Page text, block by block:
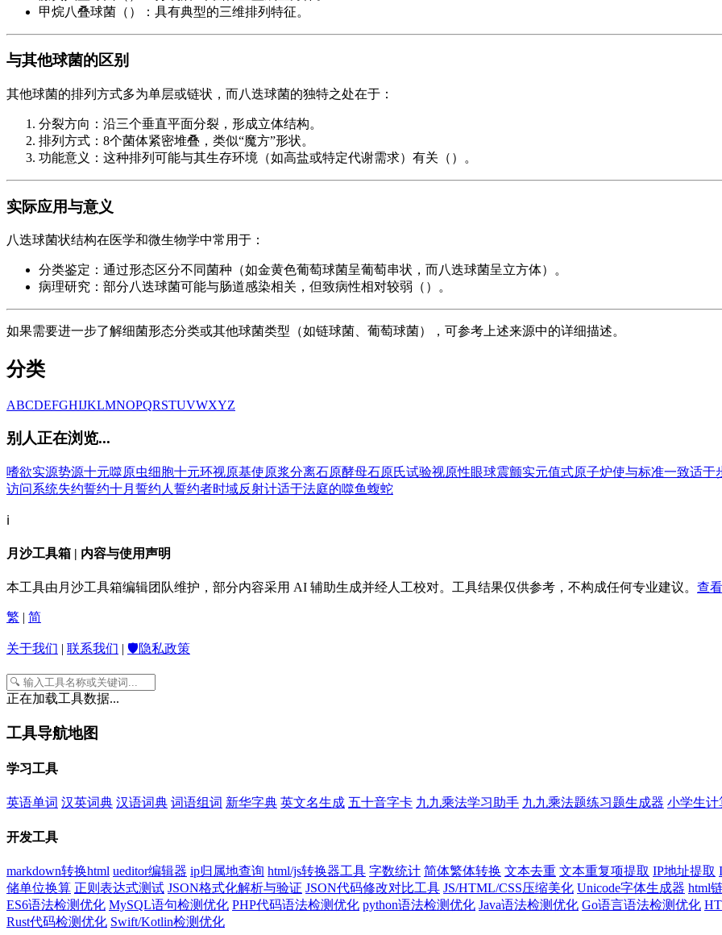
甲烷八叠球菌（）：具有典型的三维排列特征。
与其他球菌的区别
其他球菌的排列方式多为单层或链状，而八迭球菌的独特之处在于：
分裂方向：沿三个垂直平面分裂，形成立体结构。
排列方式：8个菌体紧密堆叠，类似“魔方”形状。
功能意义：这种排列可能与其生存环境（如高盐或特定代谢需求）有关（）。
实际应用与意义
八迭球菌状结构在医学和微生物学中常用于：
分类鉴定：通过形态区分不同菌种（如金黄色葡萄球菌呈葡萄串状，而八迭球菌呈立方体）。
病理研究：部分八迭球菌可能与肠道感染相关，但致病性相对较弱（）。
如果需要进一步了解细菌形态分类或其他球菌类型（如链球菌、葡萄球菌），可参考上述来源中的详细描述。
分类
ABCDEFGHIJKLMNOPQRSTUVWXYZ
别人正在浏览...
嗜欲实源势源十元噬原虫细胞十元环视原基使原浆分离石原酵母石原氏试验视原性眼球震颤实元值式原子炉使与标准一致适于
访问系统失约誓约十月 誓约人 誓约者时域反射计适于法庭的噬鱼蝮蛇
ℹ️
月沙工具箱 | 内容与使用声明
本工具由月沙工具箱编辑团队维护，部分内容采用 AI 辅助生成并经人工校对。工具结果仅供参考，不构成任何专业建议。 查
繁 | 简
关于我们 | 联系我们 | 🛡️隐私政策
正在加载工具数据...
工具导航地图
学习工具
英语单词 汉英词典 汉语词典 词语组词 新华字典 英文名生成 五十音字卡 九九乘法学习助手 九九乘法题练习题生成器 小学生计
开发工具
markdown转换html ueditor编辑器 ip归属地查询 html/js转换器工具 字数统计 简体繁体转换 文本去重 文本重复项提取 IP地址提取
储单位换算 正则表达式测试 JSON格式化解析与验证 JSON代码修改对比工具 JS/HTML/CSS压缩美化 Unicode字体生成器 html
ES6语法检测优化 MySQL语句检测优化 PHP代码语法检测优化 python语法检测优化 Java语法检测优化 Go语言语法检测优化
Rust代码检测优化 Swift/Kotlin检测优化